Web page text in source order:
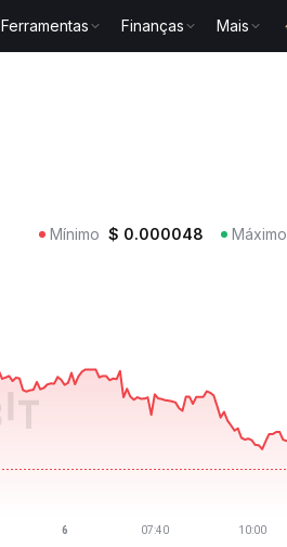
Ferramentas Finanças Mais
Mínimo $ 0.000048 Máximo